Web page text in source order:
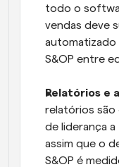
todo o
vendas deve
automatizado
S&OP entre
Relatórios e
relatórios são
de liderança
assim que o
S&OP é